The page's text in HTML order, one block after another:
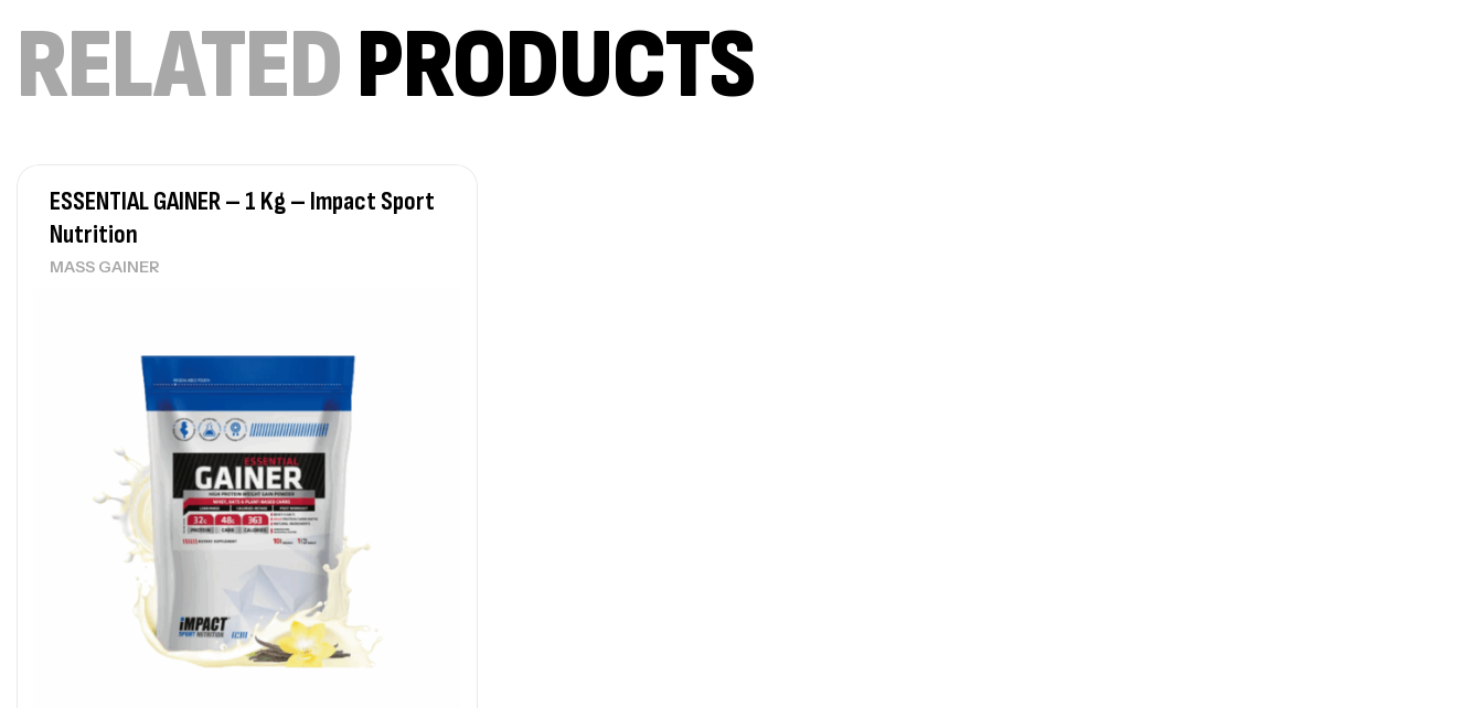
RELATEDPRODUCTS
ESSENTIAL GAINER – 1 Kg – Impact Sport
Nutrition
MASS GAINER